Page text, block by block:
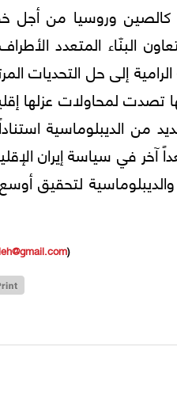
كالصين وروسيا من
البنّاء المتعدد
إلى حل التحديات
تصدت لمحاولات عزلها
من الديبلوماسية
آخر في سياسة إيران
لتحقيق
(